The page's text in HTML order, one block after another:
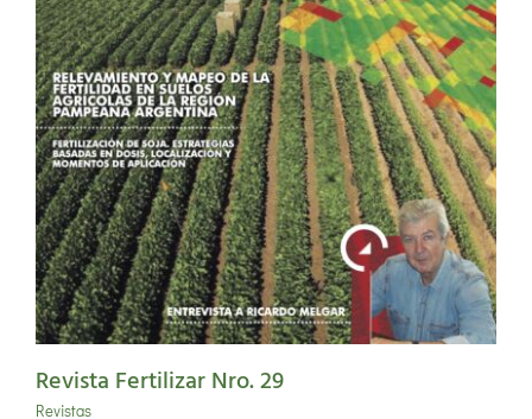
Revista Fertilizar Nro. 29
Revistas